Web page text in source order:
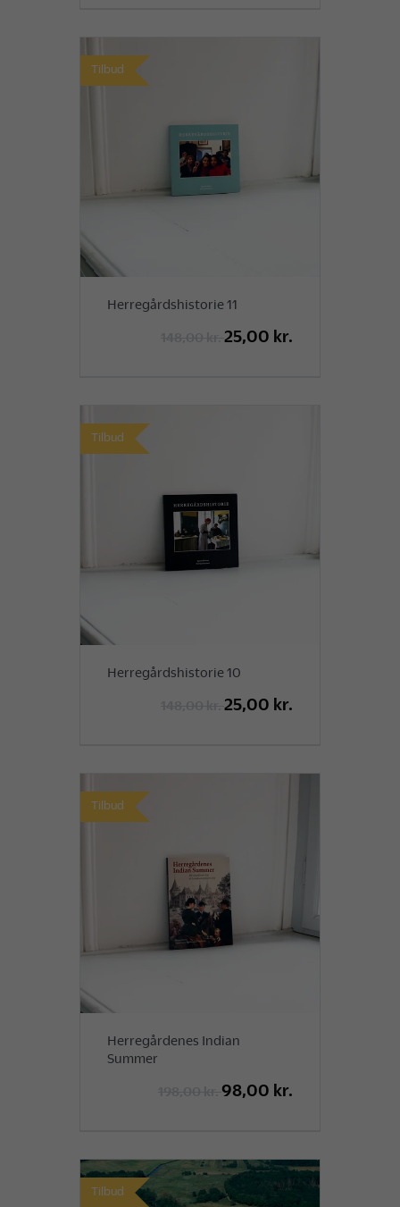
Tilbud
Herregårdshistorie 11
25,00 kr.
Tilbud
Herregårdshistorie 10
25,00 kr.
Tilbud
Herregårdenes Indian
Summer
98,00 kr.
Tilbud